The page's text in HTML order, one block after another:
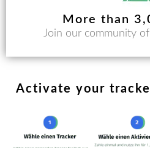
More than
Join our community
Activate your